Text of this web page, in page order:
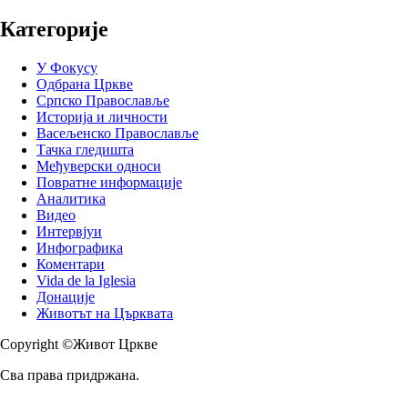
Категорије
У Фокусу
Одбрана Цркве
Српско Православље
Историја и личности
Васељенско Православље
Тачка гледишта
Међуверски односи
Повратне информације
Аналитика
Видео
Интервјуи
Инфографика
Коментари
Vida de la Iglesia
Донације
Животът на Църквата
Copyright ©Живот Цркве
Сва права придржана.